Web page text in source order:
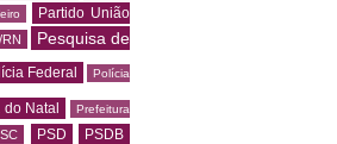
Partido União
RN
Pesquisa de
Federal Polícia
do Natal
Prefeitura
PSD PSDB